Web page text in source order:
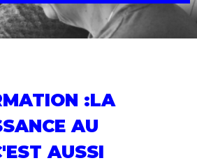
:LA
AU
AUSSI